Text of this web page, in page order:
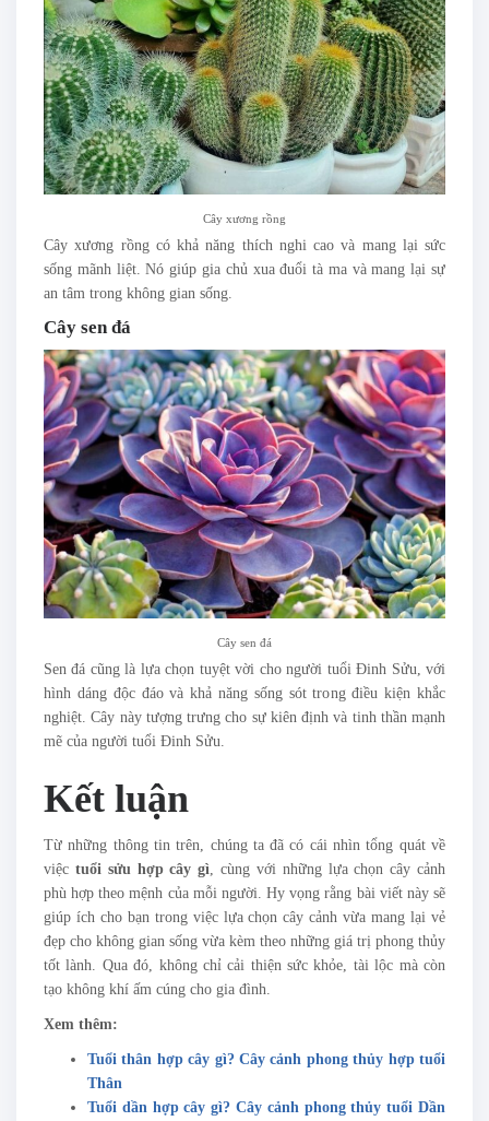
Cây xương rồng
Cây xương rồng có khả năng thích nghi cao và mang lại sức
sống mãnh liệt. Nó giúp gia chủ xua đuổi tà ma và mang lại sự
an tâm trong không gian sống.
Cây sen đá
Cây sen đá
Sen đá cũng là lựa chọn tuyệt vời cho người tuổi Đinh Sửu, với
hình dáng độc đáo và khả năng sống sót trong điều kiện khắc
nghiệt. Cây này tượng trưng cho sự kiên định và tinh thần mạnh
mẽ của người tuổi Đinh Sửu.
Kết luận
Từ những thông tin trên, chúng ta đã có cái nhìn tổng quát về
việc tuổi sửu hợp cây gì , cùng với những lựa chọn cây cảnh
phù hợp theo mệnh của mỗi người. Hy vọng rằng bài viết này sẽ
giúp ích cho bạn trong việc lựa chọn cây cảnh vừa mang lại vẻ
đẹp cho không gian sống vừa kèm theo những giá trị phong thủy
tốt lành. Qua đó, không chỉ cải thiện sức khỏe, tài lộc mà còn
tạo không khí ấm cúng cho gia đình.
Xem thêm:
Tuổi thân hợp cây gì? Cây cảnh phong thủy hợp tuổi
Thân
Tuổi dần hợp cây gì? Cây cảnh phong thủy tuổi Dần